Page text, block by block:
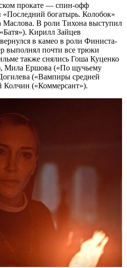
прокате — спин-офф
богатырь. Колобок»
Маслова. В роли Тихона выступил
Кирилл Зайцев
в камео в роли Финиста-
выполнял почти все трюки
также снялись Гоша Куценко
Мила Ершова («По щучьему
(«Вампиры средней
(«Коммерсант»).